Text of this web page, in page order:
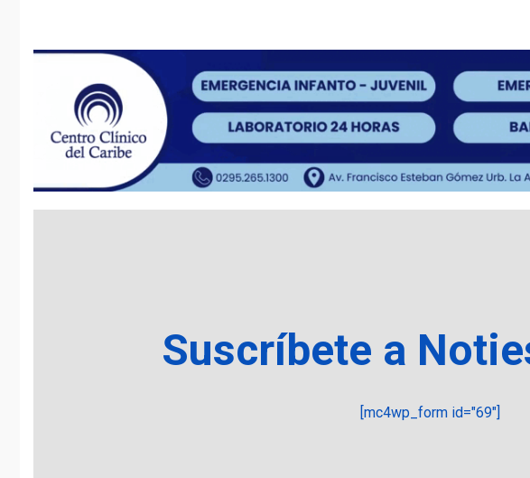
Suscríbete a
[mc4wp_form id="69"]